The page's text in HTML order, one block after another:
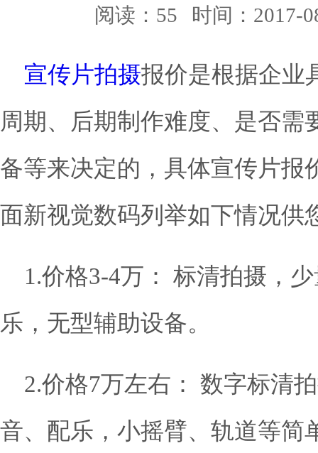
阅读：55 时间：2017-
宣传片拍摄报价是根据企业
周期、后期制作难度、是否需
备等来决定的，具体宣传片报
面新视觉数码列举如下情况供
1.价格3-4万： 标清拍摄，
乐，无型辅助设备。
2.价格7万左右： 数字标清
音、配乐，小摇臂、轨道等简